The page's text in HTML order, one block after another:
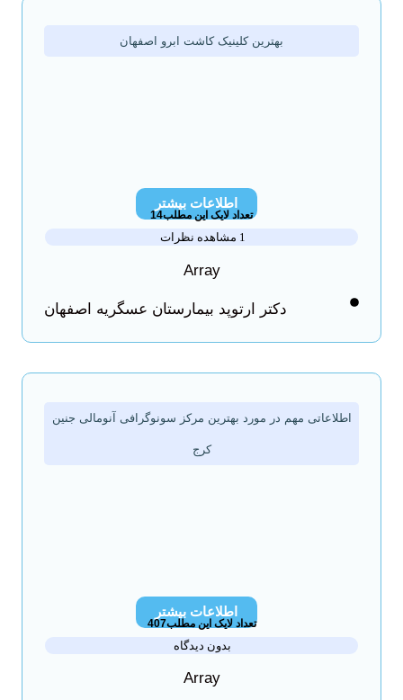
بهترین کلینیک کاشت ابرو اصفهان
اطلاعات بیشتر
تعداد لایک این مطلب14
دکتر ارتوپد بیمارستان عسگریه اصفهان
اطلاعاتی مهم در مورد بهترین مرکز سونوگرافی آنومالی جنین
اطلاعات بیشتر
تعداد لایک این مطلب407
بدون دیدگاه